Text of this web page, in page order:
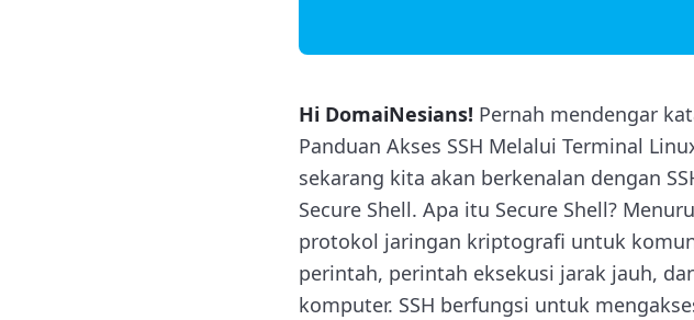
Hi DomaiNesians! Pernah mendengar
Panduan Akses SSH Melalui Terminal
sekarang kita akan berkenalan dengan
Secure Shell. Apa itu Secure Shell?
protokol jaringan kriptografi untuk
perintah, perintah eksekusi jarak jauh,
komputer. SSH berfungsi untuk